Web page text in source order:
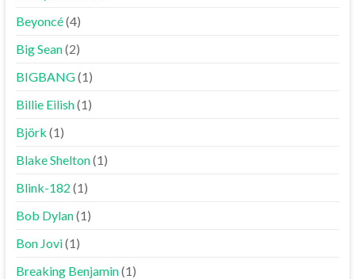
Beyoncé(4)
Big Sean(2)
BIGBANG(1)
Billie Eilish(1)
Björk (1)
Blake Shelton(1)
Blink-182 (1)
Bob Dylan(1)
Bon Jovi(1)
Breaking Benjamin(1)